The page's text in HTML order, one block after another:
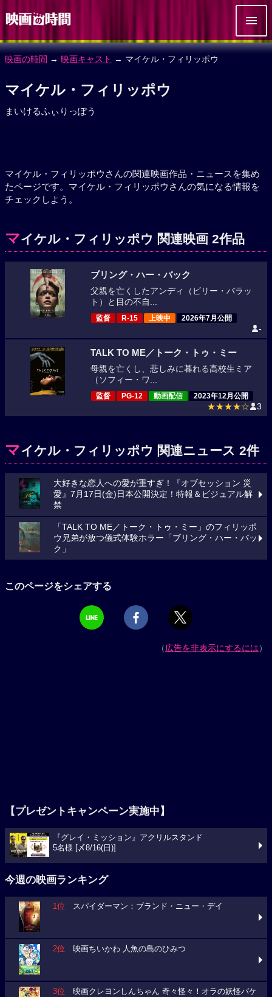
映画の時間 → 映画キャスト → マイケル・フィリッポウ
マイケル・フィリッポウ
まいけるふぃりっぽう
マイケル・フィリッポウさんの関連映画作品・ニュースを集め
たページです。マイケル・フィリッポウさんの気になる情報を
チェックしよう。
マイケル・フィリッポウ 関連映画 2作品
ブリング・ハー・バック
父親を亡くしたアンディ（ビリー・バラッ
ト）と目の不自...
監督 R-15 上映中 2026年7月公開
-
TALK TO ME／トーク・トゥ・ミー
母親を亡くし、悲しみに暮れる高校生ミア
（ソフィー・ワ...
監督 PG-12 動画配信 2023年12月公開
★★★★☆ 3
マイケル・フィリッポウ 関連ニュース 2件
大好きな恋人への愛が重すぎ！『オブセッション 災
愛』7月17日(金)日本公開決定！特報＆ビジュアル解
禁
「TALK TO ME／トーク・トゥ・ミー」のフィリッポ
ウ兄弟が放つ儀式体験ホラー「ブリング・ハー・バッ
ク」
このページをシェアする
（広告を非表示にするには）
【プレゼントキャンペーン実施中】
『グレイ・ミッション』アクリルスタンド
5名様 [〆8/16(日)]
今週の映画ランキング
1位 スパイダーマン：ブランド・ニュー・デイ
2位 映画ちいかわ 人魚の島のひみつ
3位 映画クレヨンしんちゃん 奇々怪々！オラの妖怪バケ